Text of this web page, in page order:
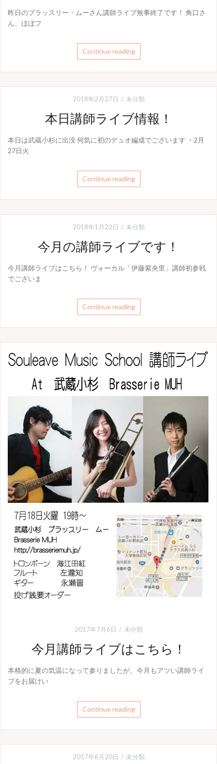
昨日のブラッスリー・ムーさん講師ライブ無事終了です！ 角口さ
ん、ほぼフ
Continue reading
2018年2月27日 未分類
本日講師ライブ情報！
本日は武蔵小杉に出没 何気に初のデュオ編成でございます ・2月
27日火
Continue reading
2018年1月22日 未分類
今月の講師ライブです！
今月講師ライブはこちら！ ヴォーカル「伊藤紫央里」講師初参戦
でございま
Continue reading
2017年7月6日 未分類
今月講師ライブはこちら！
本格的に夏の気温になって参りましたが、今月もアツい講師ライ
ブをお届けい
Continue reading
2017年6月20日 未分類